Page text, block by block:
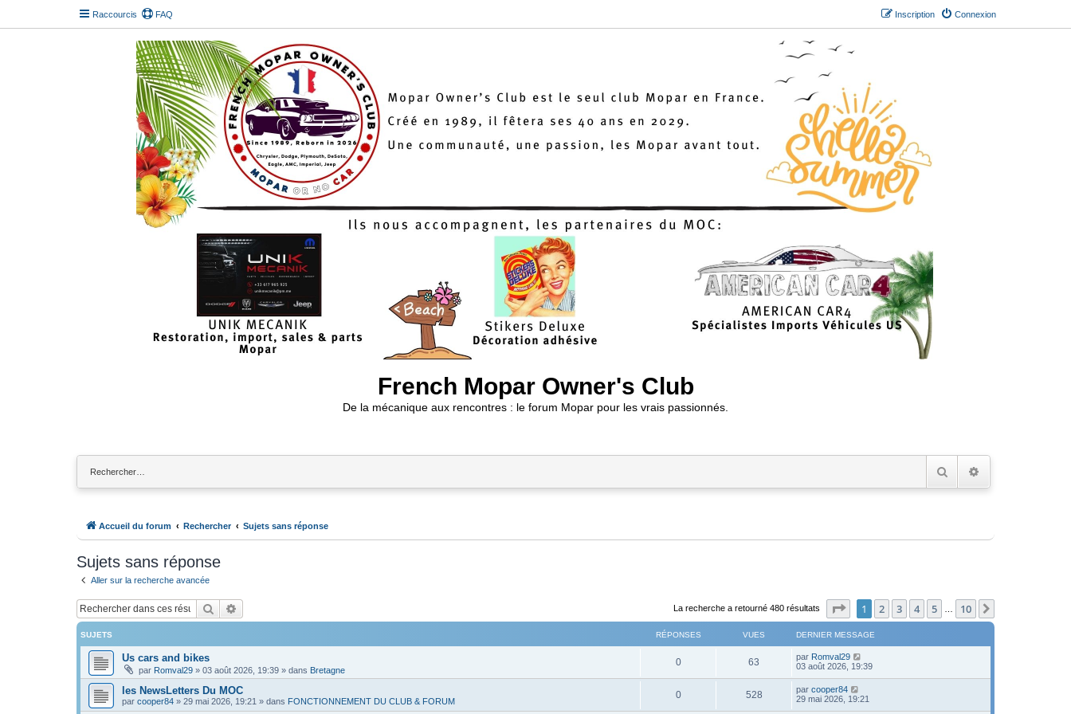
Raccourcis FAQ Connexion
Inscription
French Mopar Owner's Club
De la mécanique aux rencontres : le forum Mopar pour les vrais passionnés.
RechercherRecherche avancée
Accueil du forum Rechercher Sujets sans réponse
Sujets sans réponse
Aller sur la recherche avancée
Rechercher La recherche a retourné 480 résultats Page sur10
1 2 3 4 5 10
SUJETS RÉPONSES VUES DERNIER MESSAGE
Us cars and bikes
par Romval29 » 03 août 2026, 19:39 » dans Bretagne
0R
é
63
u
D
e
i
e
par Romval29
03 août 2026, 19:39
les NewsLetters Du MOC
par cooper84 » 29 mai 2026, 19:21 » dans FONCTIONNEMENT DU CLUB & FORUM
0R
528V
D
e
par cooper84
29 mai 2026, 19:21